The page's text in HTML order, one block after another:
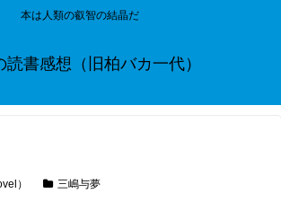
本は人類の叡智の結晶だ
読書感想（旧柏バカ一代）
）
三嶋与夢